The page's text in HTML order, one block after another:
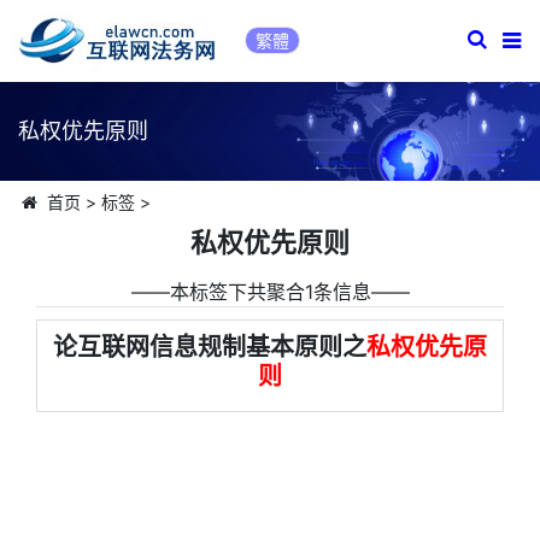
繁體
私权优先原则
首页 > 标签>
私权优先原则
――本标签下共聚合1条信息――
论互联网信息规制基本原则之私权优先原
则